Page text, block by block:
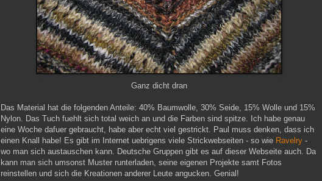
Ganz dicht dran
Das Material hat die folgenden Anteile: 40% Baumwolle, 30% Seide, 15% Wolle und 15%
Nylon. Das Tuch fuehlt sich total weich an und die Farben sind spitze. Ich habe genau
eine Woche dafuer gebraucht, habe aber echt viel gestrickt. Paul muss denken, dass ich
einen Knall habe! Es gibt im Internet uebrigens viele Strickwebseiten - so wie Ravelry -
wo man sich austauschen kann. Deutsche Gruppen gibt es auf dieser Webseite auch. Da
kann man sich umsonst Muster runterladen, seine eigenen Projekte samt Fotos
reinstellen und sich die Kreationen anderer Leute angucken. Genial!